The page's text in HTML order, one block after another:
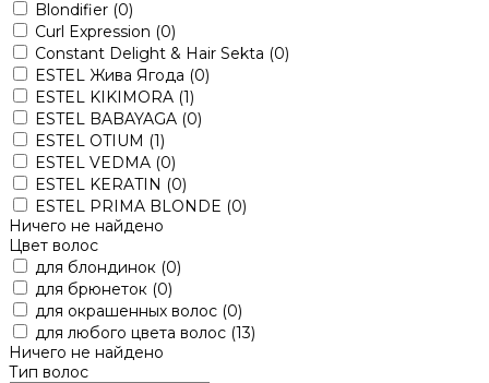
Blondifier (0)
Curl Expression (0)
Constant Delight & Hair Sekta (0)
ESTEL Жива Ягода (0)
ESTEL KIKIMORA (1)
ESTEL BABAYAGA (0)
ESTEL OTIUM (1)
ESTEL VEDMA (0)
ESTEL KERATIN (0)
ESTEL PRIMA BLONDE (0)
Ничего не найдено
Цвет волос
для блондинок (0)
для брюнеток (0)
для окрашенных волос (0)
для любого цвета волос (13)
Ничего не найдено
Тип волос